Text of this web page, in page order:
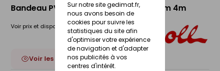
Sur notre site gedimat.fr,
nous avons besoin de
cookies pour suivre les
statistiques du site afin
d'optimiser votre expérience
de navigation et d'adapter
nos publicités à vos
centres d'intérêt.
Bandeau PVC cellulaire noir - 150x15mm 4m
Voir prix et disponibilité en magasin
Voir les 13 déclinaisons